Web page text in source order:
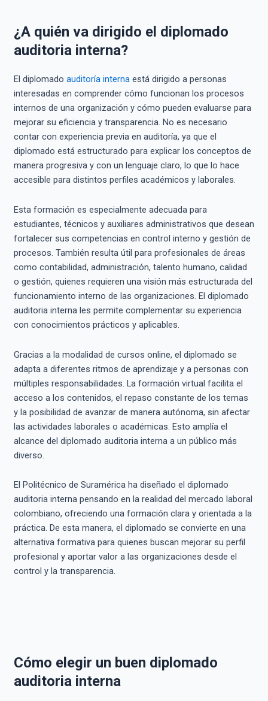
¿A quién va dirigido el diplomado
auditoria interna?
El diplomado auditoría internaestá dirigido a personas
interesadas en comprender cómo funcionan los procesos
internos de una organización y cómo pueden evaluarse para
mejorar su eficiencia y transparencia. No es necesario
contar con experiencia previa en auditoría, ya que el
diplomado está estructurado para explicar los conceptos de
manera progresiva y con un lenguaje claro, lo que lo hace
accesible para distintos perfiles académicos y laborales.
Esta formación es especialmente adecuada para
estudiantes, técnicos y auxiliares administrativos que desean
fortalecer sus competencias en control interno y gestión de
procesos. También resulta útil para profesionales de áreas
como contabilidad, administración, talento humano, calidad
o gestión, quienes requieren una visión más estructurada del
funcionamiento interno de las organizaciones. El diplomado
auditoria interna les permite complementar su experiencia
con conocimientos prácticos y aplicables.
Gracias a la modalidad de cursos online, el diplomado se
adapta a diferentes ritmos de aprendizaje y a personas con
múltiples responsabilidades. La formación virtual facilita el
acceso a los contenidos, el repaso constante de los temas
y la posibilidad de avanzar de manera autónoma, sin afectar
las actividades laborales o académicas. Esto amplía el
alcance del diplomado auditoria interna a un público más
diverso.
El Politécnico de Suramérica ha diseñado el diplomado
auditoria interna pensando en la realidad del mercado laboral
colombiano, ofreciendo una formación clara y orientada a la
práctica. De esta manera, el diplomado se convierte en una
alternativa formativa para quienes buscan mejorar su perfil
profesional y aportar valor a las organizaciones desde el
control y la transparencia.
Cómo elegir un buen diplomado
auditoria interna